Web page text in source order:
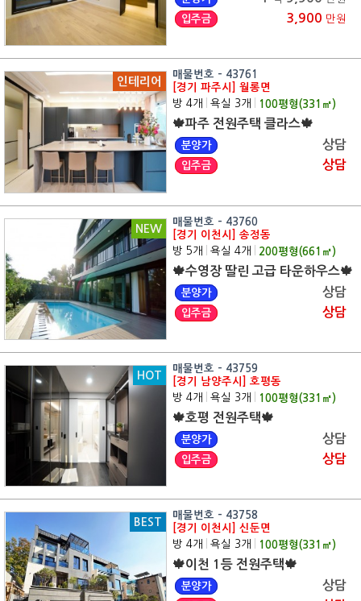
입주금
3,900 만원
인테리어
매물번호 - 43761
[경기 파주시] 월롱면
방 4개
욕실 3개 100평형(331 ㎡)
🍁파주 전원주택 클라스🍁
분양가 상담
입주금 상담
NEW
매물번호 - 43760
[경기 이천시] 송정동
방 5개
욕실 4개 200평형(661 ㎡)
🍁수영장 딸린 고급 타운하우스🍁
분양가 상담
입주금 상담
HOT
매물번호 - 43759
[경기 남양주시] 호평동
방 4개
욕실 3개 100평형(331 ㎡)
🍁호평 전원주택🍁
분양가 상담
입주금 상담
BEST
매물번호 - 43758
[경기 이천시] 신둔면
방 4개
욕실 3개 100평형(331 ㎡)
🍁이천 1등 전원주택🍁
분양가 상담